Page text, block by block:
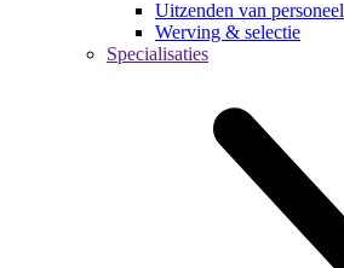
Uitzenden van personeel
Werving & selectie
Specialisaties